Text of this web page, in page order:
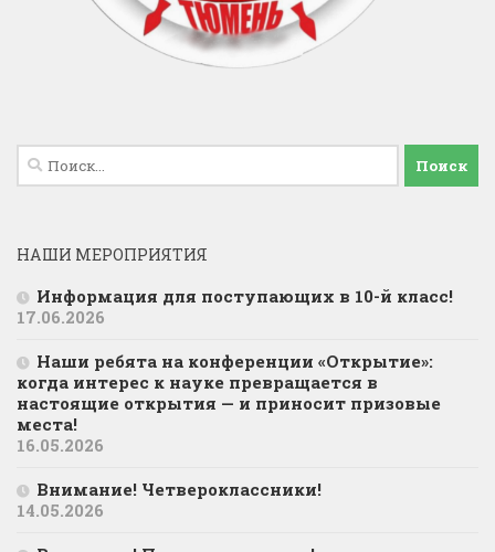
Найти:
НАШИ МЕРОПРИЯТИЯ
Информация для поступающих в 10-й класс!
17.06.2026
Наши ребята на конференции «Открытие»:
когда интерес к науке превращается в
настоящие открытия — и приносит призовые
места!
16.05.2026
Внимание! Четвероклассники!
14.05.2026